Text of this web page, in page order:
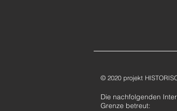
© 2020 projekt
Die nachfolgenden
Grenze betreut: